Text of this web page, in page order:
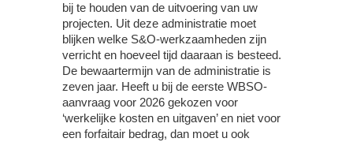
bij te houden van de uitvoering van uw
projecten. Uit deze administratie moet
blijken welke S&O-werkzaamheden zijn
verricht en hoeveel tijd daaraan is besteed.
De bewaartermijn van de administratie is
zeven jaar. Heeft u bij de eerste WBSO-
aanvraag voor 2026 gekozen voor
‘werkelijke kosten en uitgaven’ en niet voor
een forfaitair bedrag, dan moet u ook